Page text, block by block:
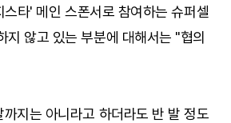
타' 메인 스폰서로 참여하는 슈퍼셀
지 않고 있는 부분에 대해서는 "협의
지는 아니라고 하더라도 반 발 정도